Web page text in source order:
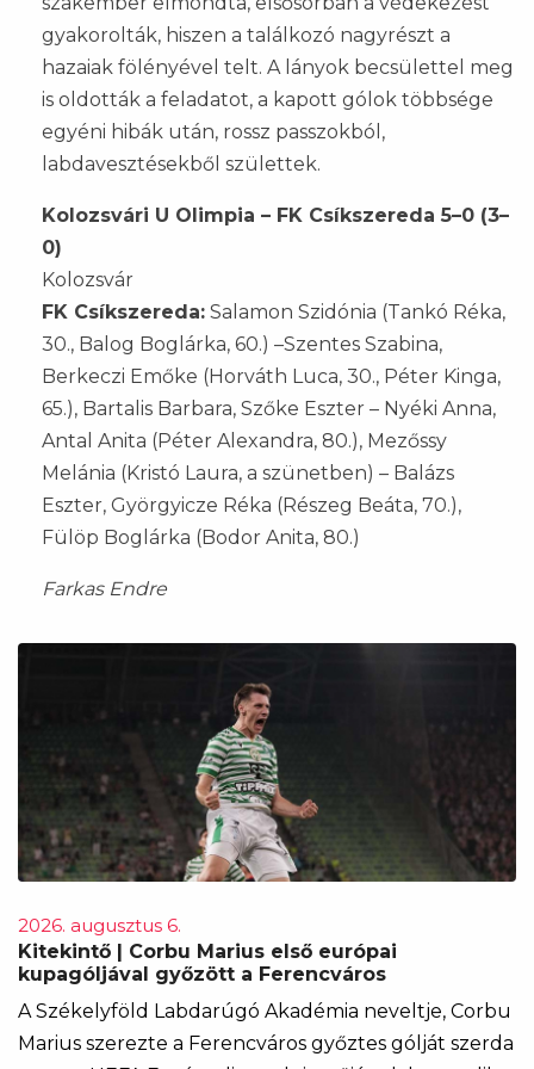
gyakorolták, hiszen a találkozó nagyrészt a
hazaiak fölényével telt. A lányok becsülettel meg
is oldották a feladatot, a kapott gólok többsége
egyéni hibák után, rossz passzokból,
labdavesztésekből születtek.
Kolozsvári U Olimpia – FK Csíkszereda 5–0 (3–
0)
Kolozsvár
FK Csíkszereda: Salamon Szidónia (Tankó Réka,
30., Balog Boglárka, 60.) –Szentes Szabina,
Berkeczi Emőke (Horváth Luca, 30., Péter Kinga,
65.), Bartalis Barbara, Szőke Eszter – Nyéki Anna,
Antal Anita (Péter Alexandra, 80.), Mezőssy
Melánia (Kristó Laura, a szünetben) – Balázs
Eszter, Györgyicze Réka (Részeg Beáta, 70.),
Fülöp Boglárka (Bodor Anita, 80.)
Farkas Endre
2026. augusztus 6.
Kitekintő | Corbu Marius első európai
kupagóljával győzött a Ferencváros
A Székelyföld Labdarúgó Akadémia neveltje, Corbu
Marius szerezte a Ferencváros győztes gólját szerda